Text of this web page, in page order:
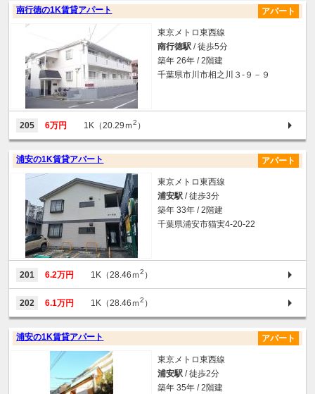
南行徳の1K賃貸アパート アパート
東京メトロ東西線
南行徳駅 / 徒歩5分
築年 26年 / 2階建
千葉県市川市相之川３-９－９
205 6万円 1K（20.29ｍ2 ）
浦安の1K賃貸アパート アパート
東京メトロ東西線
浦安駅 / 徒歩3分
築年 33年 / 2階建
千葉県浦安市猫実4-20-22
201 6.2万円 1K（28.46ｍ2 ）
202 6.1万円 1K（28.46ｍ2 ）
浦安の1K賃貸アパート アパート
東京メトロ東西線
浦安駅 / 徒歩2分
築年 35年 / 2階建